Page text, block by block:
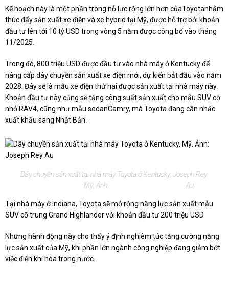
Kế hoạch này là một phần trong nỗ lực rộng lớn hơn củaToyotanhằm
thúc đẩy sản xuất xe điện và xe hybrid tại Mỹ, được hỗ trợ bởi khoản
đầu tư lên tới 10 tỷ USD trong vòng 5 năm được công bố vào tháng
11/2025.
Trong đó, 800 triệu USD được đầu tư vào nhà máy ở Kentucky để
nâng cấp dây chuyền sản xuất xe điện mới, dự kiến bắt đầu vào năm
2028. Đây sẽ là mẫu xe điện thứ hai được sản xuất tại nhà máy này.
Khoản đầu tư này cũng sẽ tăng công suất sản xuất cho mẫu SUV cỡ
nhỏ RAV4, cũng như mẫu sedanCamry, mà Toyota đang cân nhắc
xuất khẩu sang Nhật Bản.
Dây chuyền sản xuất tại nhà máy Toyota ở Kentucky,
Mỹ. Ảnh:
Joseph Rey
Au
Tại nhà máy ở Indiana, Toyota sẽ mở rộng năng lực sản xuất mẫu
SUV cỡ trung Grand Highlander với khoản đầu tư 200 triệu USD.
Những hành động này cho thấy ý định nghiêm túc tăng cường năng
lực sản xuất của Mỹ, khi phần lớn ngành công nghiệp đang giảm bớt
việc điện khí hóa trong nước.